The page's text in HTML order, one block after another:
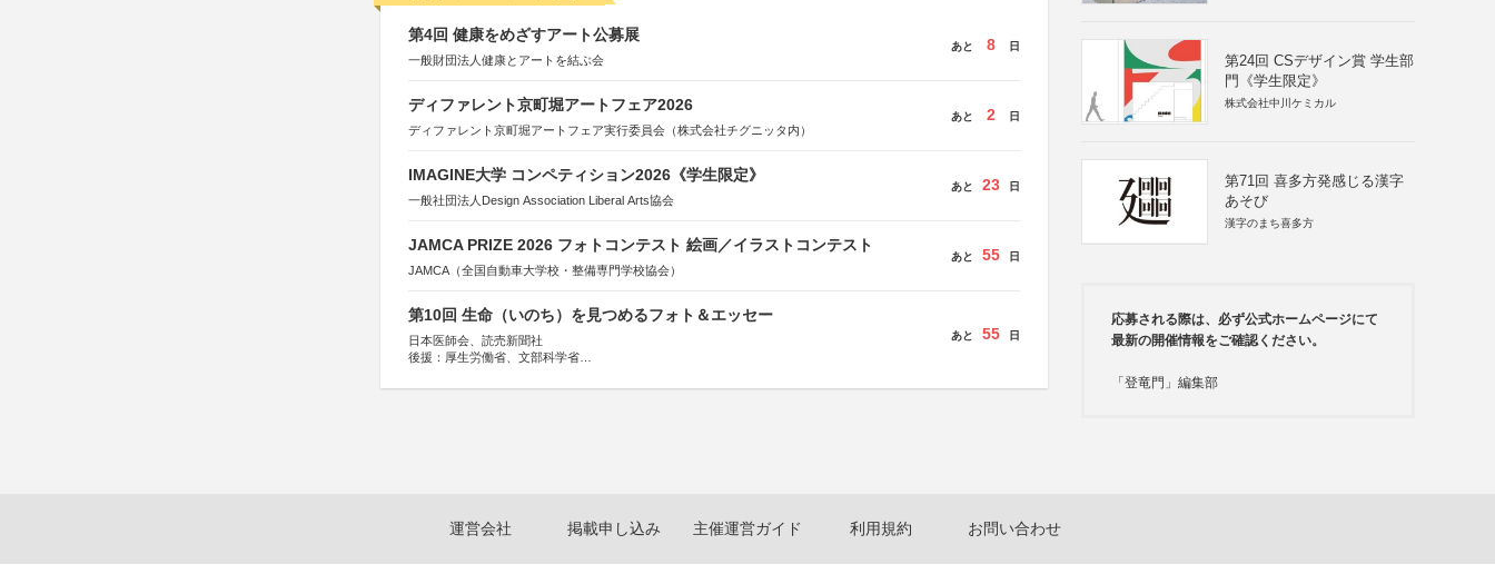
第4回 健康をめざすアート公募展
一般財団法人健康とアートを結ぶ会
あと 8 日
ディファレント京町堀アートフェア2026
ディファレント京町堀アートフェア実行委員会（株式会社チグニッタ内）
あと 2 日
IMAGINE大学 コンペティション2026《学生限定》
一般社団法人Design Association Liberal Arts協会
あと 23 日
JAMCA PRIZE 2026 フォトコンテスト 絵画／イラストコンテスト
JAMCA（全国自動車大学校・整備専門学校協会）
あと 55 日
第10回 生命（いのち）を見つめるフォト＆エッセー
日本医師会、読売新聞社
後援：厚生労働省、文部科学省
あと 55 日
第24回 CSデザイン賞 学生部
門《学生限定》
株式会社中川ケミカル
第71回 喜多方発感じる漢字
あそび
漢字のまち喜多方
応募される際は、必ず公式ホームページにて
最新の開催情報をご確認ください。
「登竜門」編集部
運営会社 掲載申し込み 主催運営ガイド 利用規約 お問い合わせ